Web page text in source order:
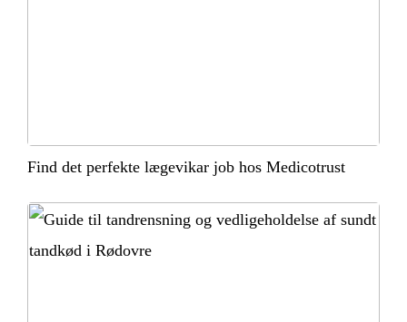
Find det perfekte lægevikar job hos Medicotrust